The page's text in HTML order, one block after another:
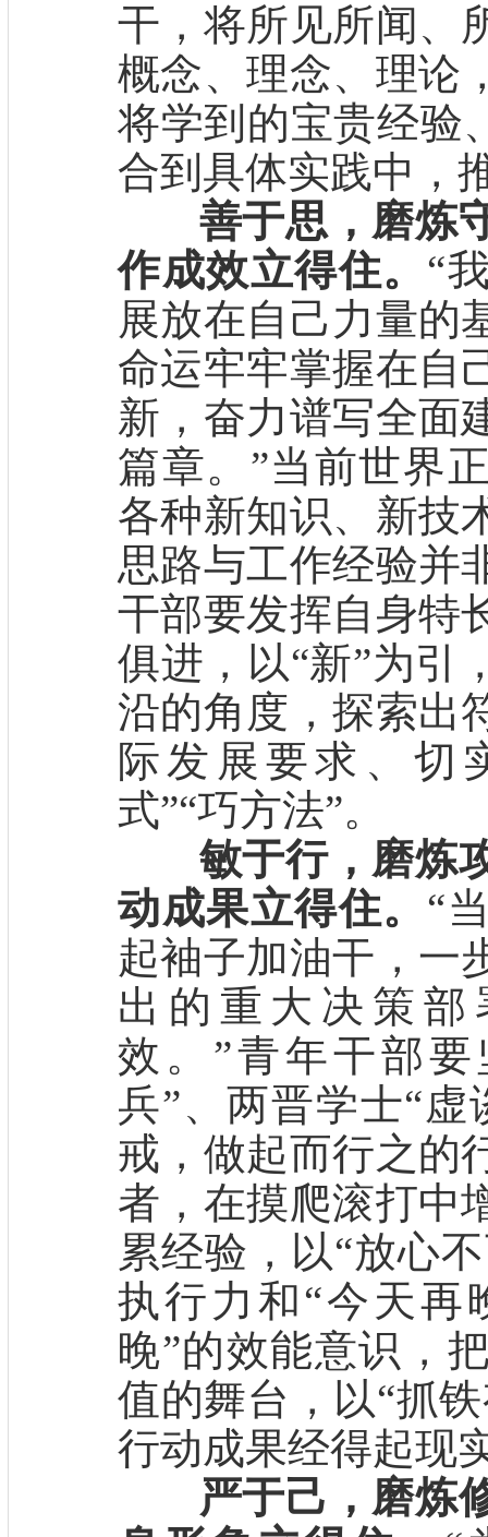
干，将所见所闻、
概念、理念、理论
将学到的宝贵经验
合到具体实践中，
善于思，磨炼
作成效立得住。 “
展放在自己力量的
命运牢牢掌握在自
新，奋力谱写全面
篇章。”当前世界
各种新知识、新技
思路与工作经验并
干部要发挥自身特
俱进，以“新”为引
沿的角度，探索出
际发展要求、切
式”“巧方法”。
敏于行，磨炼
动成果立得住。 “
起袖子加油干，一
出的重大决策
效。”青年干部
兵”、两晋学士“
戒，做起而行之的
者，在摸爬滚打中
累经验，以“放心
执行力和“今天再
晚”的效能意识，
值的舞台，以“抓
行动成果经得起现
严于己，磨炼